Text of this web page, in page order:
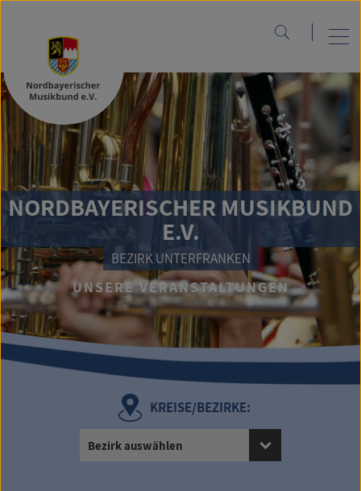
NORDBAYERISCHER MUSIKBUND
E.V.
BEZIRK UNTERFRANKEN
UNSERE VERANSTALTUNGEN
KREISE/BEZIRKE:
Bezirk auswählen